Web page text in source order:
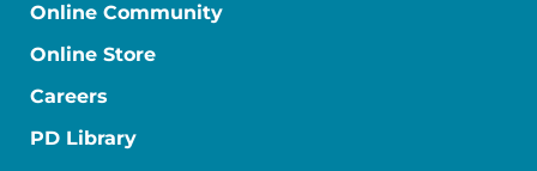
Online Community
Online Store
Careers
PD Library